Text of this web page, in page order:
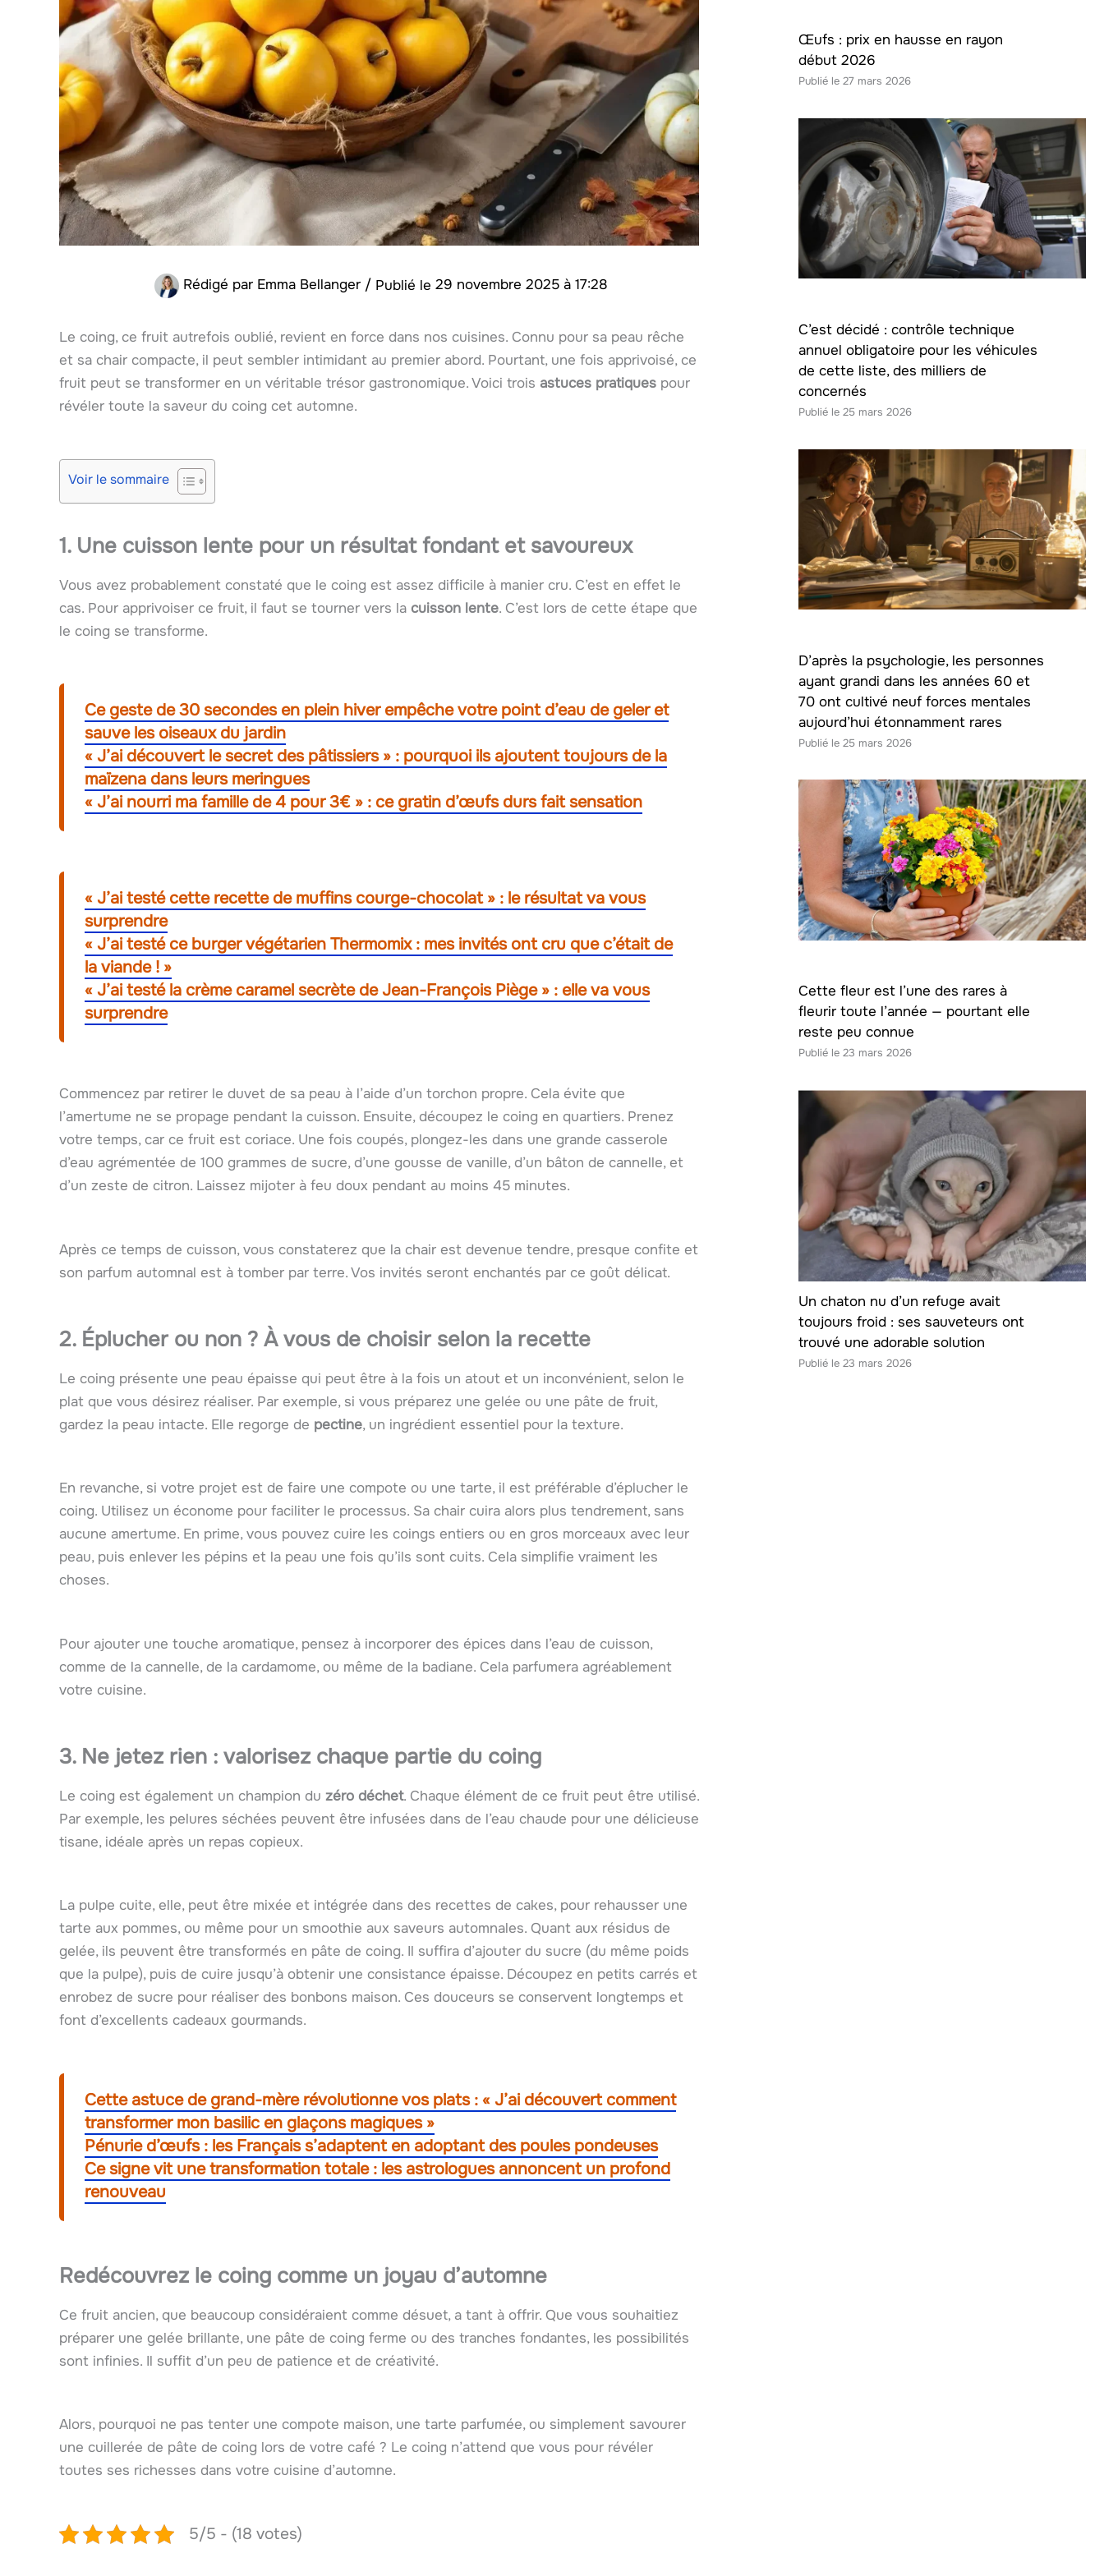
Rédigé par Emma Bellanger / 29 novembre 2025 à 17:28
Le coing, ce fruit autrefois oublié, revient en force dans nos cuisines. Connu pour sa peau rêche
et sa chair compacte, il peut sembler intimidant au premier abord. Pourtant, une fois apprivoisé, ce
fruit peut se transformer en un véritable trésor gastronomique. Voici trois astuces pratiques pour
révéler toute la saveur du coing cet automne.
Voir le sommaire
1. Une cuisson lente pour un résultat fondant et savoureux
Vous avez probablement constaté que le coing est assez difficile à manier cru. C’est en effet le
cas. Pour apprivoiser ce fruit, il faut se tourner vers la cuisson lente. C’est lors de cette étape que
le coing se transforme.
Ce geste de 30 secondes en plein hiver empêche votre point d’eau de geler et
sauve les oiseaux du jardin
« J’ai découvert le secret des pâtissiers » : pourquoi ils ajoutent toujours de la
maïzena dans leurs meringues
« J’ai nourri ma famille de 4 pour 3€ » : ce gratin d’œufs durs fait sensation
« J’ai testé cette recette de muffins courge-chocolat » : le résultat va vous
surprendre
« J’ai testé ce burger végétarien Thermomix : mes invités ont cru que c’était de
la viande ! »
« J’ai testé la crème caramel secrète de Jean-François Piège » : elle va vous
surprendre
Commencez par retirer le duvet de sa peau à l’aide d’un torchon propre. Cela évite que
l’amertume ne se propage pendant la cuisson. Ensuite, découpez le coing en quartiers. Prenez
votre temps, car ce fruit est coriace. Une fois coupés, plongez-les dans une grande casserole
d’eau agrémentée de 100 grammes de sucre, d’une gousse de vanille, d’un bâton de cannelle, et
d’un zeste de citron. Laissez mijoter à feu doux pendant au moins 45 minutes.
Après ce temps de cuisson, vous constaterez que la chair est devenue tendre, presque confite et
son parfum automnal est à tomber par terre. Vos invités seront enchantés par ce goût délicat.
2. Éplucher ou non ? À vous de choisir selon la recette
Le coing présente une peau épaisse qui peut être à la fois un atout et un inconvénient, selon le
plat que vous désirez réaliser. Par exemple, si vous préparez une gelée ou une pâte de fruit,
gardez la peau intacte. Elle regorge de pectine, un ingrédient essentiel pour la texture.
En revanche, si votre projet est de faire une compote ou une tarte, il est préférable d’éplucher le
coing. Utilisez un économe pour faciliter le processus. Sa chair cuira alors plus tendrement, sans
aucune amertume. En prime, vous pouvez cuire les coings entiers ou en gros morceaux avec leur
peau, puis enlever les pépins et la peau une fois qu’ils sont cuits. Cela simplifie vraiment les
choses.
Pour ajouter une touche aromatique, pensez à incorporer des épices dans l’eau de cuisson,
comme de la cannelle, de la cardamome, ou même de la badiane. Cela parfumera agréablement
votre cuisine.
3. Ne jetez rien : valorisez chaque partie du coing
Le coing est également un champion du zéro déchet. Chaque élément de ce fruit peut être utilisé.
Par exemple, les pelures séchées peuvent être infusées dans de l’eau chaude pour une délicieuse
tisane, idéale après un repas copieux.
La pulpe cuite, elle, peut être mixée et intégrée dans des recettes de cakes, pour rehausser une
tarte aux pommes, ou même pour un smoothie aux saveurs automnales. Quant aux résidus de
gelée, ils peuvent être transformés en pâte de coing. Il suffira d’ajouter du sucre (du même poids
que la pulpe), puis de cuire jusqu’à obtenir une consistance épaisse. Découpez en petits carrés et
enrobez de sucre pour réaliser des bonbons maison. Ces douceurs se conservent longtemps et
font d’excellents cadeaux gourmands.
Cette astuce de grand-mère révolutionne vos plats : « J’ai découvert comment
transformer mon basilic en glaçons magiques »
Pénurie d’œufs : les Français s’adaptent en adoptant des poules pondeuses
Ce signe vit une transformation totale : les astrologues annoncent un profond
renouveau
Redécouvrez le coing comme un joyau d’automne
Ce fruit ancien, que beaucoup considéraient comme désuet, a tant à offrir. Que vous souhaitiez
préparer une gelée brillante, une pâte de coing ferme ou des tranches fondantes, les possibilités
sont infinies. Il suffit d’un peu de patience et de créativité.
Alors, pourquoi ne pas tenter une compote maison, une tarte parfumée, ou simplement savourer
une cuillerée de pâte de coing lors de votre café ? Le coing n’attend que vous pour révéler
toutes ses richesses dans votre cuisine d’automne.
5/5 - (18 votes)
Œufs : prix en hausse en rayon
début 2026
27 mars 2026
C’est décidé : contrôle technique
annuel obligatoire pour les véhicules
de cette liste, des milliers de
concernés
25 mars 2026
D’après la psychologie, les personnes
ayant grandi dans les années 60 et
70 ont cultivé neuf forces mentales
aujourd’hui étonnamment rares
25 mars 2026
Cette fleur est l’une des rares à
fleurir toute l’année — pourtant elle
reste peu connue
23 mars 2026
Un chaton nu d’un refuge avait
toujours froid : ses sauveteurs ont
trouvé une adorable solution
23 mars 2026